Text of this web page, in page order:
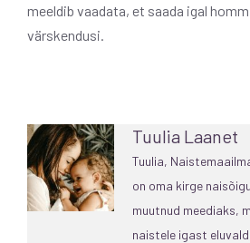
meeldib vaadata, et saada igal
värskendusi.
Tuulia Laanet
Tuulia,
on oma kirge
muutnud meediaks,
naistele igast